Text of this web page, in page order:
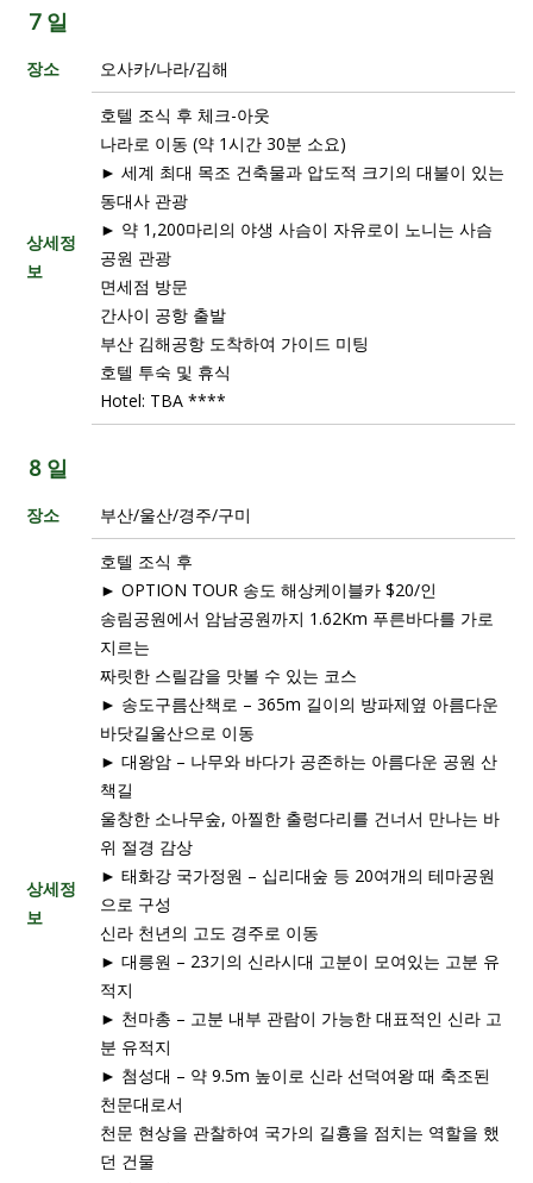
7 일
장소 오사카/나라/김해
상세정
보
호텔 조식 후 체크-아웃
나라로 이동 (약 1시간 30분 소요)
► 세계 최대 목조 건축물과 압도적 크기의 대불이 있는
동대사 관광
► 약 1,200마리의 야생 사슴이 자유로이 노니는 사슴
공원 관광
면세점 방문
간사이 공항 출발
부산 김해공항 도착하여 가이드 미팅
호텔 투숙 및 휴식
Hotel: TBA ****
8 일
장소 부산/울산/경주/구미
상세정
보
호텔 조식 후
► OPTION TOUR 송도 해상케이블카 $20/인
송림공원에서 암남공원까지 1.62Km 푸른바다를 가로
지르는
짜릿한 스릴감을 맛볼 수 있는 코스
► 송도구름산책로 – 365m 길이의 방파제옆 아름다운
바닷길울산으로 이동
► 대왕암 – 나무와 바다가 공존하는 아름다운 공원 산
책길
울창한 소나무숲, 아찔한 출렁다리를 건너서 만나는 바
위 절경 감상
► 태화강 국가정원 – 십리대숲 등 20여개의 테마공원
으로 구성
신라 천년의 고도 경주로 이동
► 대릉원 – 23기의 신라시대 고분이 모여있는 고분 유
적지
► 천마총 – 고분 내부 관람이 가능한 대표적인 신라 고
분 유적지
► 첨성대 – 약 9.5m 높이로 신라 선덕여왕 때 축조된
천문대로서
천문 현상을 관찰하여 국가의 길흉을 점치는 역할을 했
던 건물